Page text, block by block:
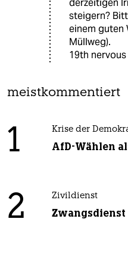
derzeitigen
steigern?
einem guten
Müllweg).
19th
meistkommentiert
1 Krise der
AfD-Wählen
2 Zivildienst